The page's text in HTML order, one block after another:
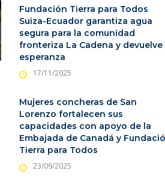
Fundación Tierra para Todos
Suiza-Ecuador garantiza agua
segura para la comunidad
fronteriza La Cadena y devuelve
esperanza
17/11/2025
Mujeres concheras de San
Lorenzo fortalecen sus
capacidades con apoyo de la
Embajada de Canadá y
Tierra para Todos
23/09/2025